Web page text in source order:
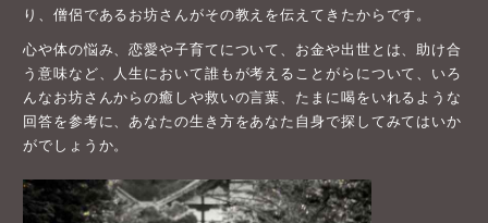
り、僧侶であるお坊さんがその教えを伝えてきたからです。
心や体の悩み、恋愛や子育てについて、お金や出世とは、助け合
う意味など、人生において誰もが考えることがらについて、いろ
んなお坊さんからの癒しや救いの言葉、たまに喝をいれるような
回答を参考に、あなたの生き方をあなた自身で探してみてはいか
がでしょうか。